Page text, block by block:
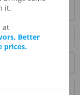
it.
at
Better
prices.